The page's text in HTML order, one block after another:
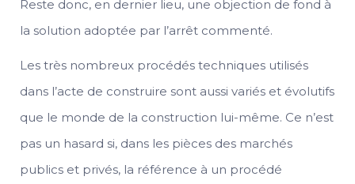
Reste donc, en dernier lieu, une objection de fond à
la solution adoptée par l’arrêt commenté.
Les très nombreux procédés techniques utilisés
dans l’acte de construire sont aussi variés et évolutifs
que le monde de la construction lui-même. Ce n’est
pas un hasard si, dans les pièces des marchés
publics et privés, la référence à un procédé